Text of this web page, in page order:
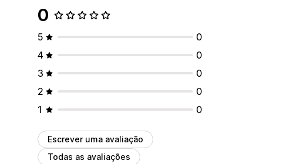
0
5
0
4
0
3
0
2
0
1
0
Escrever uma avaliação
Todas as avaliações